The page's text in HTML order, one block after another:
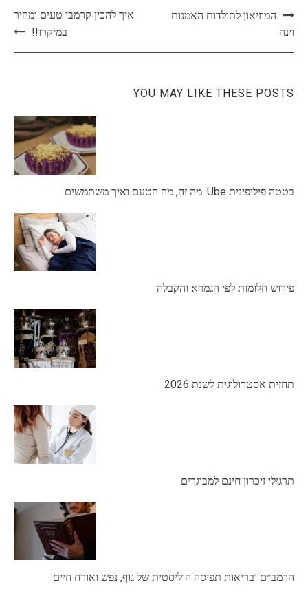
Post
navigation
המוזיאון לתולדות האמנות
וינה
איך להכין קרמבו טעים ומהיר
במיקרו!!
YOU MAY LIKE THESE POSTS
בטטה פיליפינית Ube: מה זה, מה הטעם ואיך משתמשים
פירוש חלומות לפי הגמרא והקבלה
תחזית אסטרולוגית לשנת 2026
תרגילי זיכרון חינם למבוגרים
הרמב״ם ובריאות תפיסה הוליסטית של גוף, נפש ואורח חיים